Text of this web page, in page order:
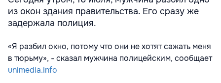
из окон здания правительства. Его сразу же
задержала полиция.
«Я разбил окно, потому что они не хотят сажать меня
в тюрьму», - сказал мужчина полицейским, сообщает
unimedia.info